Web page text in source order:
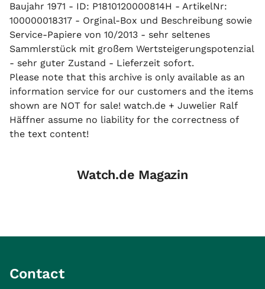
Baujahr 1971 - ID: P1810120000814H - ArtikelNr:
100000018317 - Orginal-Box und Beschreibung sowie
Service-Papiere von 10/2013 - sehr seltenes
Sammlerstück mit großem Wertsteigerungspotenzial
- sehr guter Zustand - Lieferzeit sofort.
Please note that this archive is only available as an
information service for our customers and the items
shown are NOT for sale! watch.de + Juwelier Ralf
Häffner assume no liability for the correctness of
the text content!
Watch.de Magazin
Contact